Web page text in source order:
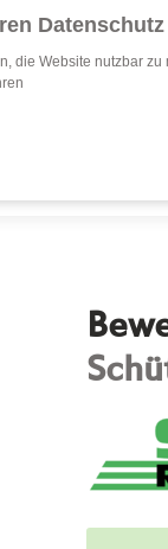
Datenschutz
die Website nutzbar